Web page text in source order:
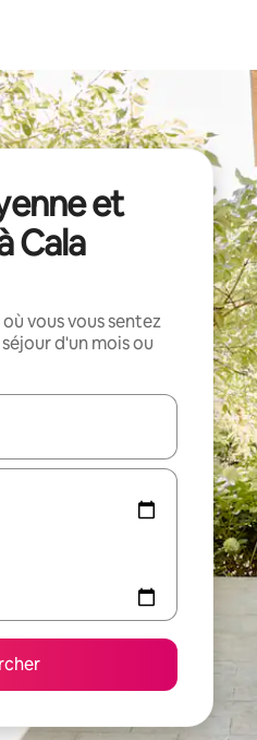
et
Cala
vous vous sentez
d'un mois ou
utilisez les flèches vers le